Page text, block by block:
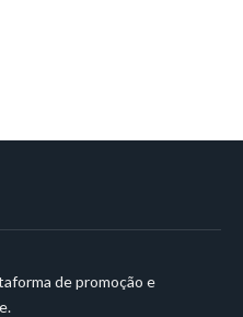
de promoção e